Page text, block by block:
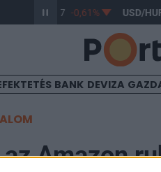
363,17 -0,61% USD/HUF
BANK DEVIZA
Amazon